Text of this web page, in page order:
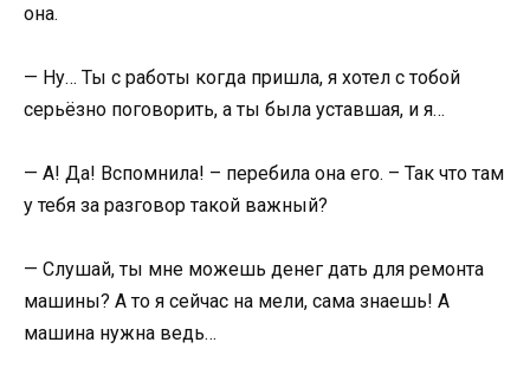
она.
— Ну… Ты с работы когда пришла, я хотел с тобой
серьёзно поговорить, а ты была уставшая, и я…
— А! Да! Вспомнила! – перебила она его. – Так что там
у тебя за разговор такой важный?
— Слушай, ты мне можешь денег дать для ремонта
машины? А то я сейчас на мели, сама знаешь! А
машина нужна ведь…